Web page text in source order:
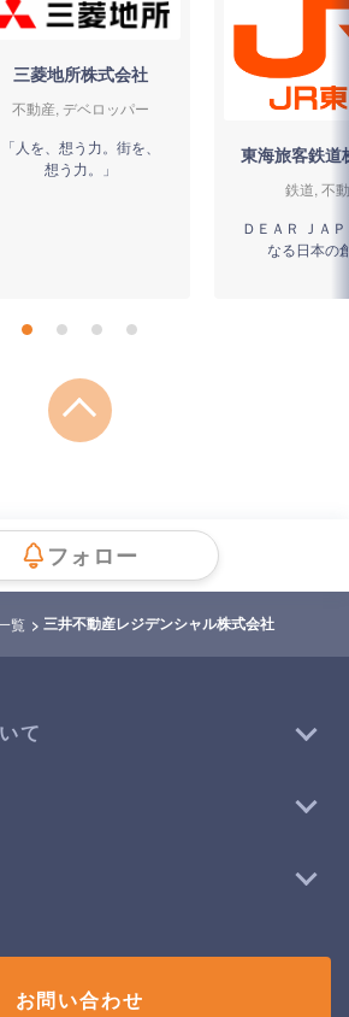
三菱地所株式会社
不動産, デベロッパー
「人を、想う力。街を、
想う力。」
東海旅客鉄道
鉄道, 不
ＤＥＡＲ ＪＡ
なる日本の
フォロー
覧 三井不動産レジデンシャル株式会社
て
お問い合わせ